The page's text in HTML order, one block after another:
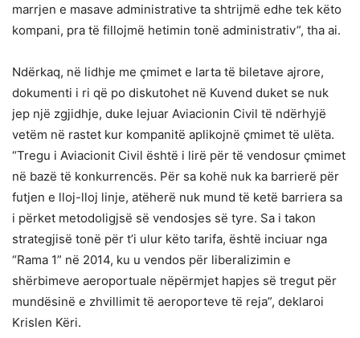
marrjen e masave administrative ta shtrijmë edhe tek këto
kompani, pra të fillojmë hetimin tonë administrativ”, tha ai.
Ndërkaq, në lidhje me çmimet e larta të biletave ajrore,
dokumenti i ri që po diskutohet në Kuvend duket se nuk
jep një zgjidhje, duke lejuar Aviacionin Civil të ndërhyjë
vetëm në rastet kur kompanitë aplikojnë çmimet të ulëta.
“Tregu i Aviacionit Civil është i lirë për të vendosur çmimet
në bazë të konkurrencës. Për sa kohë nuk ka barrierë për
futjen e lloj-lloj linje, atëherë nuk mund të ketë barriera sa
i përket metodoligjsë së vendosjes së tyre. Sa i takon
strategjisë tonë për t’i ulur këto tarifa, është inciuar nga
“Rama 1” në 2014, ku u vendos për liberalizimin e
shërbimeve aeroportuale nëpërmjet hapjes së tregut për
mundësinë e zhvillimit të aeroporteve të reja”, deklaroi
Krislen Këri.